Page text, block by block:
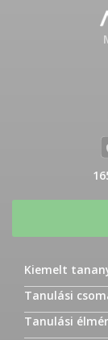
Kiemelt
Tanulási
Tanulási